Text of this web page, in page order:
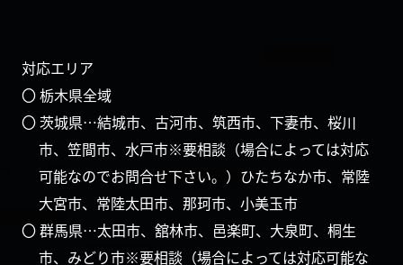
対応エリア
〇 栃木県全域
〇 茨城県…結城市、古河市、筑西市、下妻市、桜川
市、笠間市、水戸市※要相談（場合によっては対応
可能なのでお問合せ下さい。）ひたちなか市、常陸
大宮市、常陸太田市、那珂市、小美玉市
〇 群馬県…太田市、舘林市、邑楽町、大泉町、桐生
市、みどり市※要相談（場合によっては対応可能な